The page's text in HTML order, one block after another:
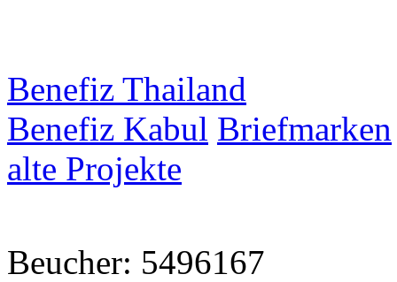
Benefiz Thailand
Benefiz Kabul Briefmarken
alte Projekte
Beucher: 5496167